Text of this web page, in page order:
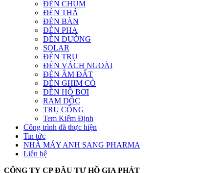
ĐÈN CHÙM
ĐÈN THẢ
ĐÈN BÀN
ĐÈN PHA
ĐÈN ĐƯỜNG
SOLAR
ĐÈN TRỤ
ĐÈN VÁCH NGOÀI
ĐÈN ÂM ĐẤT
ĐÈN GHIM CỎ
ĐÈN HỒ BƠI
RAM DỐC
TRỤ CỔNG
Tem Kiểm Định
Công trình đã thực hiện
Tin tức
NHÀ MÁY ANH SANG PHARMA
Liên hệ
CÔNG TY CP ĐẦU TƯ HỒ GIA PHÁT